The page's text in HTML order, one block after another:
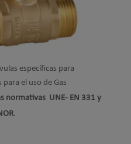
específicas para
el uso de Gas
normativas UNE- EN 331 y
.